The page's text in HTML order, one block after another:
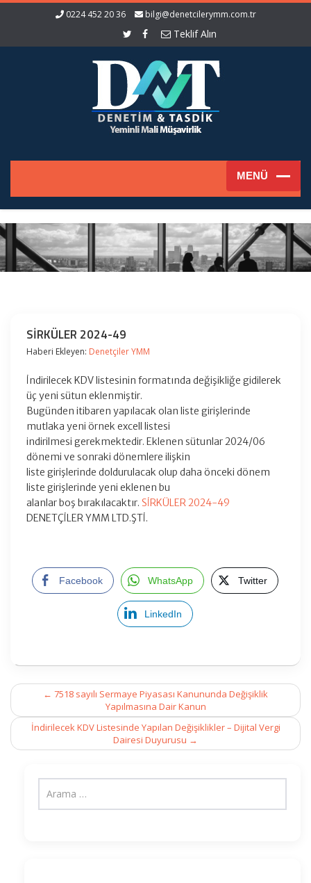
0224 452 20 36 bilgi@denetcilerymm.com.tr
Teklif Alın
SİRKÜLER 2024-49
Haberi Ekleyen: Denetçiler YMM
İndirilecek KDV listesinin formatında değişikliğe gidilerek
üç yeni sütun eklenmiştir.
Bugünden itibaren yapılacak olan liste girişlerinde
mutlaka yeni örnek excell listesi
indirilmesi gerekmektedir. Eklenen sütunlar 2024/06
dönemi ve sonraki dönemlere ilişkin
liste girişlerinde doldurulacak olup daha önceki dönem
liste girişlerinde yeni eklenen bu
alanlar boş bırakılacaktır. SİRKÜLER 2024-49
DENETÇİLER YMM LTD.ŞTİ.
Facebook WhatsApp Twitter
LinkedIn
Post
navigation
← 7518 sayılı Sermaye Piyasası Kanununda Değişiklik
Yapılmasına Dair Kanun
İndirilecek KDV Listesinde Yapılan Değişiklikler – Dijital Vergi
Dairesi Duyurusu →